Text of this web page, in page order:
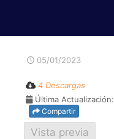
05/01/2023
4 Descargas
Última Actualización:
Compartir
Vista previa